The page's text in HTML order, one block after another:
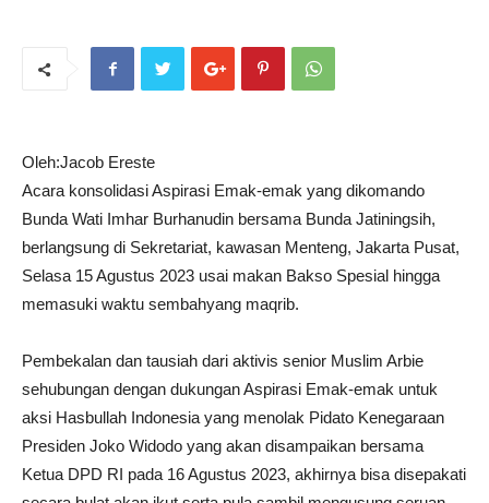
Oleh:Jacob Ereste
Acara konsolidasi Aspirasi Emak-emak yang dikomando
Bunda Wati Imhar Burhanudin bersama Bunda Jatiningsih,
berlangsung di Sekretariat, kawasan Menteng, Jakarta Pusat,
Selasa 15 Agustus 2023 usai makan Bakso Spesial hingga
memasuki waktu sembahyang maqrib.
Pembekalan dan tausiah dari aktivis senior Muslim Arbie
sehubungan dengan dukungan Aspirasi Emak-emak untuk
aksi Hasbullah Indonesia yang menolak Pidato Kenegaraan
Presiden Joko Widodo yang akan disampaikan bersama
Ketua DPD RI pada 16 Agustus 2023, akhirnya bisa disepakati